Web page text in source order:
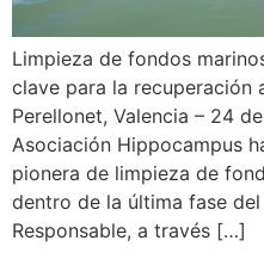
Limpieza de fondos
clave para la recuperación
Perellonet, Valencia – 24
Asociación Hippocampus
pionera de limpieza de
dentro de la última fase
Responsable, a través […]